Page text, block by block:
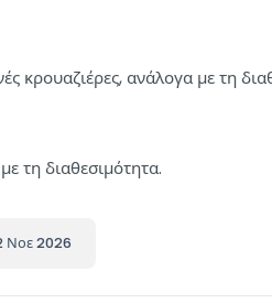
κρουαζιέρες, ανάλογα με τη
τη διαθεσιμότητα.
Νοε 2026